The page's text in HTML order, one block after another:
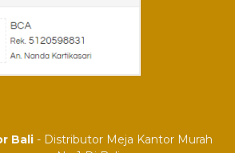
Bali- Distributor Meja Kantor Murah